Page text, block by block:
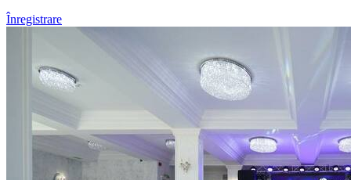
Înregistrare